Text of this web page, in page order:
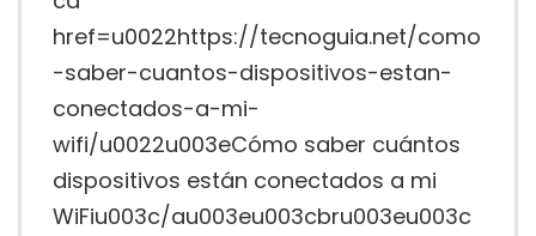
href=u0022https://tecnoguia.net/como
-saber-cuantos-dispositivos-estan-
conectados-a-mi-
wifi/u0022u003eCómo saber cuántos
dispositivos están conectados a mi
WiFiu003c/au003eu003cbru003eu003c